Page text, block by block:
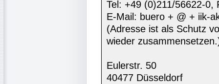
Tel: +49 (0)211/56622-0,
E-Mail: buero + @ + iik-
(Adresse ist als Schutz
wieder
Eulerstr. 50
40477 Düsseldorf